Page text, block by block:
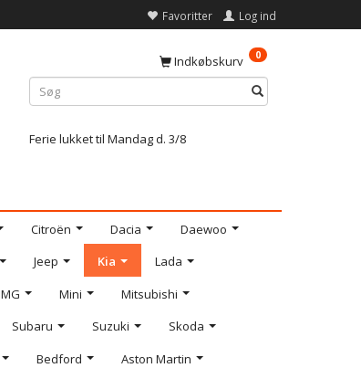
Favoritter Log ind
Indkøbskurv 0
Ferie lukket til Mandag d. 3/8
Citroën Dacia
Daewoo
Jeep Kia
Lada
MG Mini
Mitsubishi
Subaru Suzuki
Skoda
Bedford
Aston Martin